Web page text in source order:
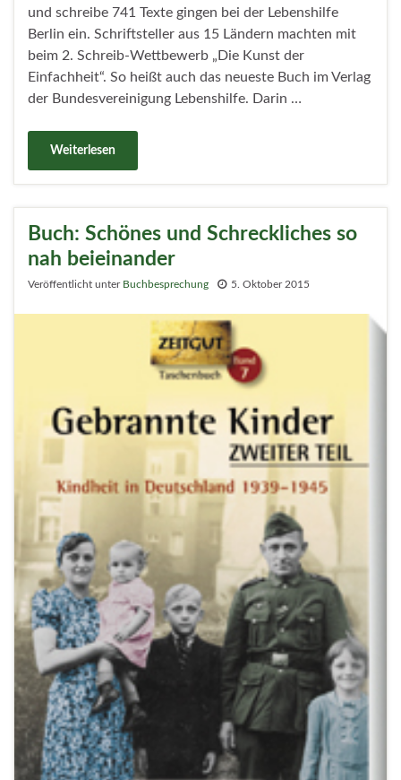
und schreibe 741 Texte gingen bei der Lebenshilfe
Berlin ein. Schriftsteller aus 15 Ländern machten mit
beim 2. Schreib-Wettbewerb „Die Kunst der
Einfachheit“. So heißt auch das neueste Buch im Verlag
der Bundesvereinigung Lebenshilfe. Darin …
Weiterlesen
Buch: Schönes und Schreckliches so
nah beieinander
Veröffentlicht unter Buchbesprechung 5. Oktober 2015